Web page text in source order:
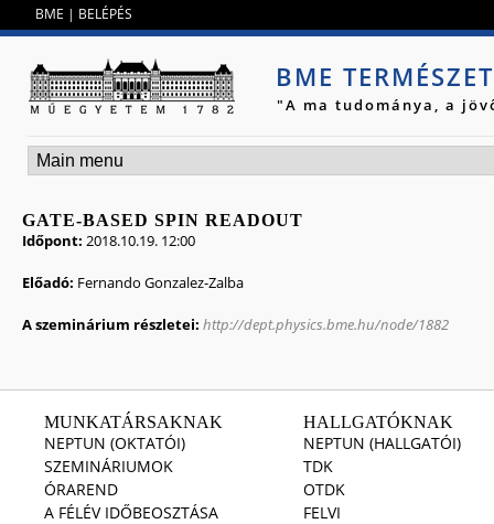
BME | BELÉPÉS
BME
"A ma tudománya, a
GATE-BASED SPIN READOUT
Időpont: 2018.10.19. 12:00
Előadó: Fernando Gonzalez-Zalba
A szeminárium részletei: http://dept.physics.bme.hu/node/1882
MUNKATÁRSAKNAK
NEPTUN (OKTATÓI)
SZEMINÁRIUMOK
ÓRAREND
A FÉLÉV IDŐBEOSZTÁSA
HALLGATÓKNAK
NEPTUN (HALLGATÓI)
TDK
OTDK
FELVI